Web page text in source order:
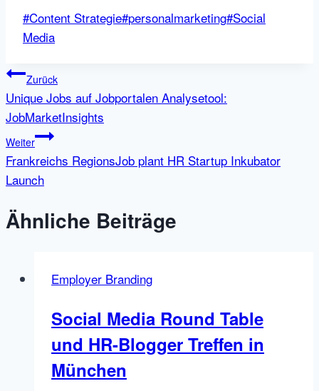
Schlagworte:
#Content Strategie#personalmarketing#Social
Media
Beitragsnavigation
Zurück
Unique Jobs auf Jobportalen Analysetool:
JobMarketInsights
Weiter
Frankreichs RegionsJob plant HR Startup Inkubator
Launch
Ähnliche Beiträge
Employer Branding
Social Media Round Table
und HR-Blogger Treffen in
München